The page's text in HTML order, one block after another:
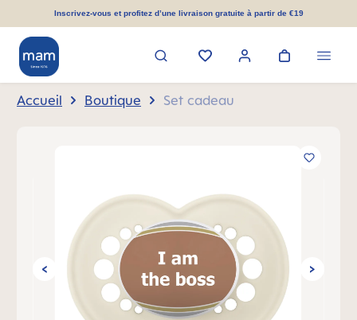
principal
Inscrivez-vous et profitez d’une livraison gratuite à partir de €19
Accueil Boutique Set cadeau